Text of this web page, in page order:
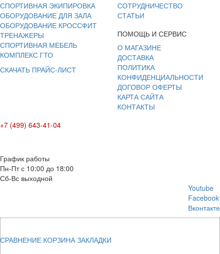
СПОРТИВНАЯ ЭКИПИРОВКА
ОБОРУДОВАНИЕ ДЛЯ ЗАЛА
ОБОРУДОВАНИЕ КРОССФИТ
ТРЕНАЖЕРЫ
СПОРТИВНАЯ МЕБЕЛЬ
КОМПЛЕКС ГТО
СКАЧАТЬ ПРАЙС-ЛИСТ
СОТРУДНИЧЕСТВО
СТАТЬИ
ПОМОЩЬ И СЕРВИС
О МАГАЗИНЕ
ДОСТАВКА
ПОЛИТИКА
КОНФИДЕНЦИАЛЬНОСТИ
ДОГОВОР ОФЕРТЫ
КАРТА САЙТА
КОНТАКТЫ
+7 (499) 643-41-04
График работы
Пн-Пт с 10:00 до 18:00
Сб-Вс выходной
Youtube
Facebook
Вконтакте
СРАВНЕНИЕ КОРЗИНАЗАКЛАДКИ